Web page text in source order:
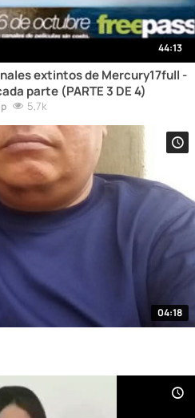
44:13
extintos de Mercury17full -
parte (PARTE 3 DE 4)
5,7k
04:18